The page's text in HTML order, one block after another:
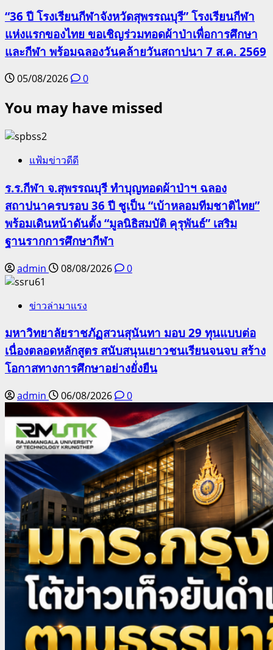
“36 ปี โรงเรียนกีฬาจังหวัดสุพรรณบุรี” โรงเรียนกีฬา
แห่งแรกของไทย ขอเชิญร่วมทอดผ้าป่าเพื่อการศึกษา
และกีฬา พร้อมฉลองวันคล้ายวันสถาปนา 7 ส.ค. 2569
05/08/2026 0
You may have missed
แฟ้มข่าวดีดี
ร.ร.กีฬา จ.สุพรรณบุรี ทำบุญทอดผ้าป่าฯ ฉลอง
สถาปนาครบรอบ 36 ปี ชูเป็น “เบ้าหลอมทีมชาติไทย”
พร้อมเดินหน้าดันตั้ง “มูลนิธิสมบัติ คุรุพันธ์” เสริม
ฐานรากการศึกษากีฬา
admin 08/08/2026 0
ข่าวล่ามาแรง
มหาวิทยาลัยราชภัฏสวนสุนันทา มอบ 29 ทุนแบบต่อ
เนื่องตลอดหลักสูตร สนับสนุนเยาวชนเรียนจนจบ สร้าง
โอกาสทางการศึกษาอย่างยั่งยืน
admin 06/08/2026 0